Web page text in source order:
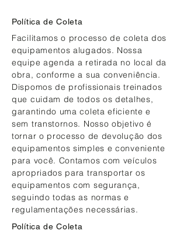
Política de Coleta
Facilitamos o processo de coleta dos
equipamentos alugados. Nossa
equipe agenda a retirada no local da
obra, conforme a sua conveniência.
Dispomos de profissionais treinados
que cuidam de todos os detalhes,
garantindo uma coleta eficiente e
sem transtornos. Nosso objetivo é
tornar o processo de devolução dos
equipamentos simples e conveniente
para você. Contamos com veículos
apropriados para transportar os
equipamentos com segurança,
seguindo todas as normas e
regulamentações necessárias.
Política de Coleta